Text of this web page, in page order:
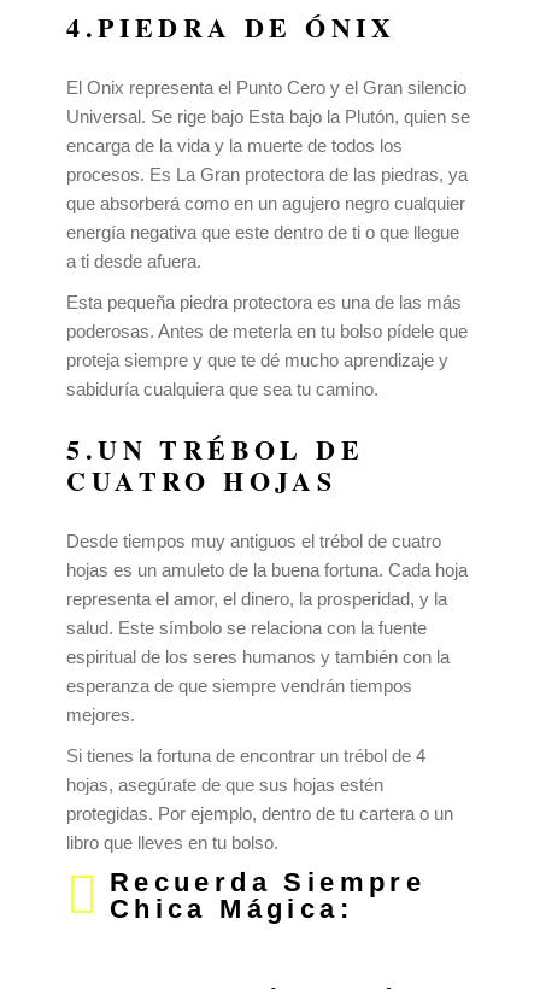
4.PIEDRA DE ÓNIX
El Onix representa el Punto Cero y el Gran silencio
Universal. Se rige bajo Esta bajo la Plutón, quien se
encarga de la vida y la muerte de todos los
procesos. Es La Gran protectora de las piedras, ya
que absorberá como en un agujero negro cualquier
energía negativa que este dentro de ti o que llegue
a ti desde afuera.
Esta pequeña piedra protectora es una de las más
poderosas. Antes de meterla en tu bolso pídele que
proteja siempre y que te dé mucho aprendizaje y
sabiduría cualquiera que sea tu camino.
5.UN TRÉBOL DE
CUATRO HOJAS
Desde tiempos muy antiguos el trébol de cuatro
hojas es un amuleto de la buena fortuna. Cada hoja
representa el amor, el dinero, la prosperidad, y la
salud. Este símbolo se relaciona con la fuente
espiritual de los seres humanos y también con la
esperanza de que siempre vendrán tiempos
mejores.
Si tienes la fortuna de encontrar un trébol de 4
hojas, asegúrate de que sus hojas estén
protegidas. Por ejemplo, dentro de tu cartera o un
libro que lleves en tu bolso.
Recuerda Siempre
Chica Mágica: